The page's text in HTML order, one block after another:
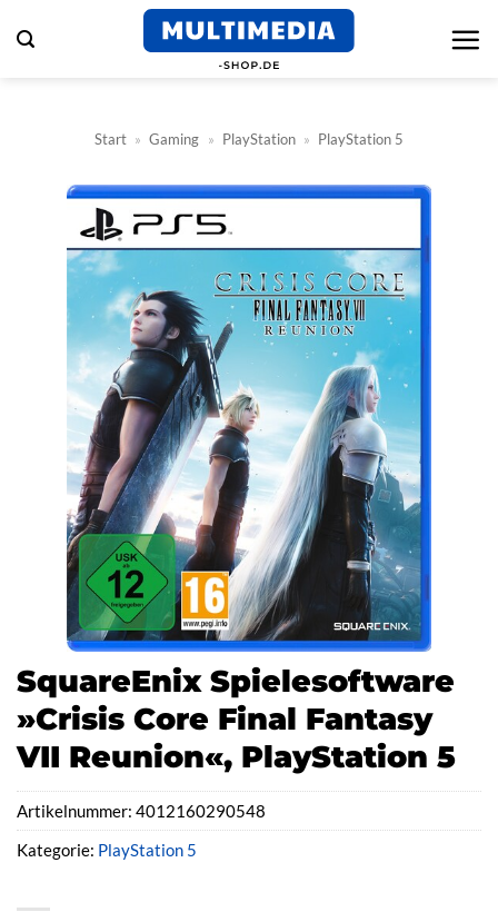
Inhalt
Start » Gaming » PlayStation » PlayStation 5
SquareEnix Spielesoftware
»Crisis Core Final Fantasy
VII Reunion«, PlayStation 5
Artikelnummer: 4012160290548
Kategorie: PlayStation 5